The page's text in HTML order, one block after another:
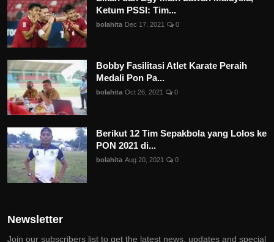
Ketum PSSI: Tim...
bolahita Dec 17, 2021 0
Bobby Fasilitasi Atlet Karate Peraih
Medali Pon Pa...
bolahita Oct 26, 2021 0
Berikut 12 Tim Sepakbola yang Lolos ke
PON 2021 di...
bolahita Aug 20, 2021 0
Newsletter
Join our subscribers list to get the latest news, updates and special